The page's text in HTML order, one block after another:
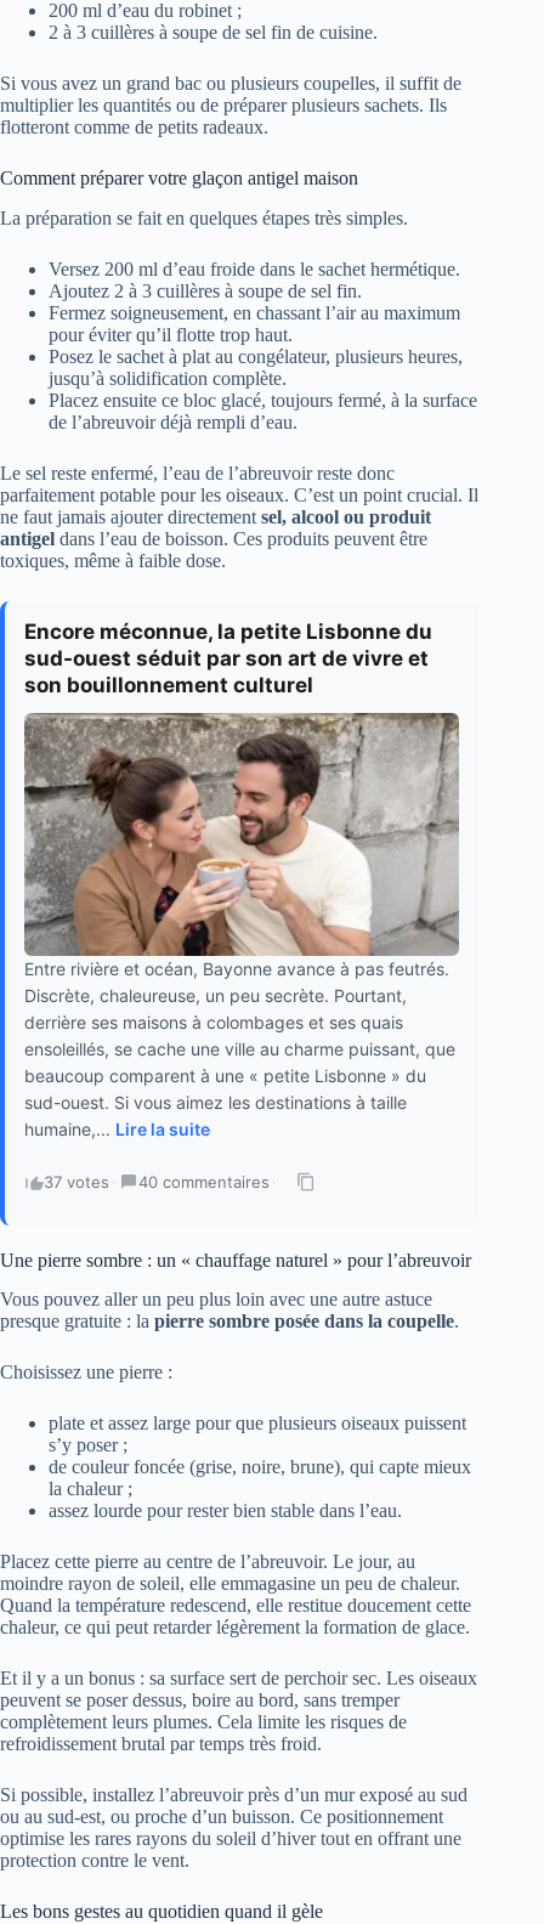
200 ml d’eau du robinet ;
2 à 3 cuillères à soupe de sel fin de cuisine.
Si vous avez un grand bac ou plusieurs coupelles, il suffit de
multiplier les quantités ou de préparer plusieurs sachets. Ils
flotteront comme de petits radeaux.
Comment préparer votre glaçon antigel maison
La préparation se fait en quelques étapes très simples.
Versez 200 ml d’eau froide dans le sachet hermétique.
Ajoutez 2 à 3 cuillères à soupe de sel fin.
Fermez soigneusement, en chassant l’air au maximum
pour éviter qu’il flotte trop haut.
Posez le sachet à plat au congélateur, plusieurs heures,
jusqu’à solidification complète.
Placez ensuite ce bloc glacé, toujours fermé, à la surface
de l’abreuvoir déjà rempli d’eau.
Le sel reste enfermé, l’eau de l’abreuvoir reste donc
parfaitement potable pour les oiseaux. C’est un point crucial. Il
ne faut jamais ajouter directement sel, alcool ou produit
antigel dans l’eau de boisson. Ces produits peuvent être
toxiques, même à faible dose.
Encore méconnue, la petite Lisbonne du
sud-ouest séduit par son art de vivre et
son bouillonnement culturel
Entre rivière et océan, Bayonne avance à pas feutrés.
Discrète, chaleureuse, un peu secrète. Pourtant,
derrière ses maisons à colombages et ses quais
ensoleillés, se cache une ville au charme puissant, que
beaucoup comparent à une « petite Lisbonne » du
sud-ouest. Si vous aimez les destinations à taille
humaine,... Lire la suite
37 votes · 40 commentaires ·
Une pierre sombre : un « chauffage naturel » pour l’abreuvoir
Vous pouvez aller un peu plus loin avec une autre astuce
presque gratuite : la pierre sombre posée dans la coupelle.
Choisissez une pierre :
plate et assez large pour que plusieurs oiseaux puissent
s’y poser ;
de couleur foncée (grise, noire, brune), qui capte mieux
la chaleur ;
assez lourde pour rester bien stable dans l’eau.
Placez cette pierre au centre de l’abreuvoir. Le jour, au
moindre rayon de soleil, elle emmagasine un peu de chaleur.
Quand la température redescend, elle restitue doucement cette
chaleur, ce qui peut retarder légèrement la formation de glace.
Et il y a un bonus : sa surface sert de perchoir sec. Les oiseaux
peuvent se poser dessus, boire au bord, sans tremper
complètement leurs plumes. Cela limite les risques de
refroidissement brutal par temps très froid.
Si possible, installez l’abreuvoir près d’un mur exposé au sud
ou au sud-est, ou proche d’un buisson. Ce positionnement
optimise les rares rayons du soleil d’hiver tout en offrant une
protection contre le vent.
Les bons gestes au quotidien quand il gèle